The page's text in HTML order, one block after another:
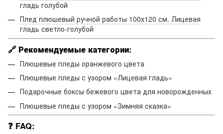
гладь голубой
Плед плюшевый ручной работы 100х120 см. Лицевая
гладь светло-голубой
🔗 Рекомендуемые категории:
Плюшевые пледы оранжевого цвета
Плюшевые пледы с узором «Лицевая гладь»
Подарочные боксы бежевого цвета для новорожденных
Плюшевые пледы с узором «Зимняя сказка»
❓ FAQ: